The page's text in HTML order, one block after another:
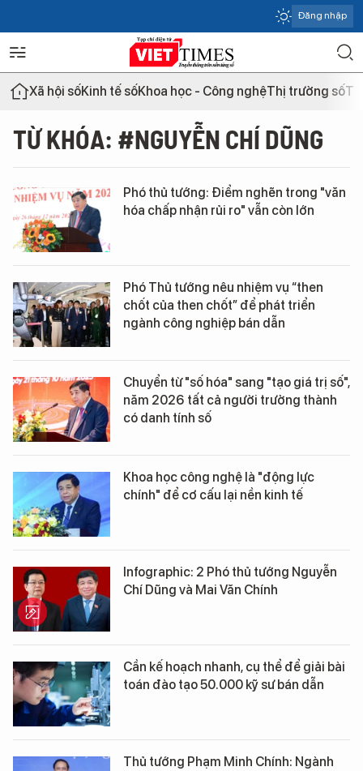
Đăng nhập
Xã hội sốKinh tế sốKhoa học - Công nghệThị trường số
TỪ KHÓA: #NGUYỄN CHÍ DŨNG
Phó thủ tướng: Điểm nghẽn trong "văn
hóa chấp nhận rủi ro" vẫn còn lớn
Phó Thủ tướng nêu nhiệm vụ “then
chốt của then chốt” để phát triển
ngành công nghiệp bán dẫn
Chuyển từ "số hóa" sang "tạo giá trị số",
năm 2026 tất cả người trưởng thành
có danh tính số
Khoa học công nghệ là "động lực
chính" để cơ cấu lại nền kinh tế
Infographic: 2 Phó thủ tướng Nguyễn
Chí Dũng và Mai Văn Chính
Cần kế hoạch nhanh, cụ thể để giải bài
toán đào tạo 50.000 kỹ sư bán dẫn
Thủ tướng Phạm Minh Chính: Ngành